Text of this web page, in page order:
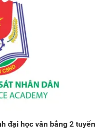
đại học văn bằng 2 tuyển